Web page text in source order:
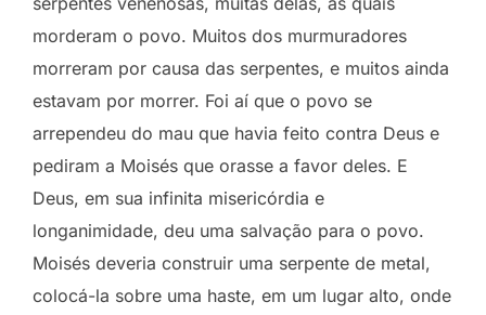
morderam o povo. Muitos dos murmuradores
morreram por causa das serpentes, e muitos ainda
estavam por morrer. Foi aí que o povo se
arrependeu do mau que havia feito contra Deus e
pediram a Moisés que orasse a favor deles. E
Deus, em sua infinita misericórdia e
longanimidade, deu uma salvação para o povo.
Moisés deveria construir uma serpente de metal,
colocá-la sobre uma haste, em um lugar alto, onde